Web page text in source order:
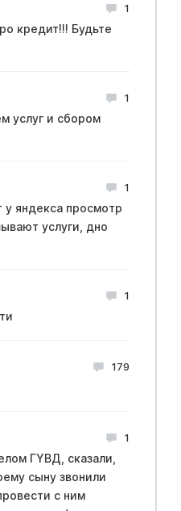
1
1
услуг и сбором
1
яндекса просмотр
услуги, дно
1
179
1
ГYBД, сказали,
сыну звонили
с ним